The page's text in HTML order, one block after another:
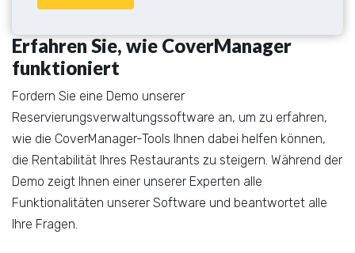
Erfahren Sie, wie CoverManager
funktioniert
Fordern Sie eine Demo unserer
Reservierungsverwaltungssoftware an, um zu erfahren,
wie die CoverManager-Tools Ihnen dabei helfen können,
die Rentabilität Ihres Restaurants zu steigern. Während der
Demo zeigt Ihnen einer unserer Experten alle
Funktionalitäten unserer Software und beantwortet alle
Ihre Fragen.